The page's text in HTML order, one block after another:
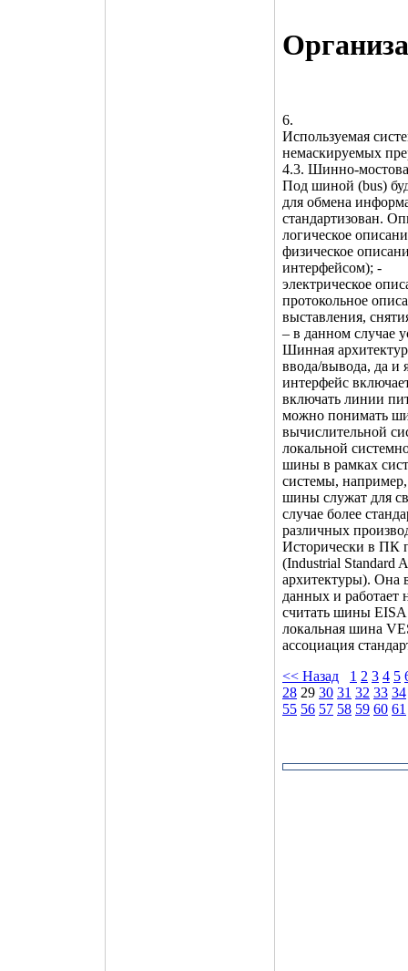
6.
Используемая
немаскируемых
4.3. Шинно-
Под шиной (bus)
для обмена
стандартизован.
логическое
физическое
интерфейсом); -
электрическое
протокольное
выставления,
– в данном случае
Шинная
ввода/вывода, да
интерфейс
включать линии
можно понимать
вычислительной
локальной
шины в рамках
системы,
шины служат для
случае более
различных
Исторически в ПК
(Industrial Standard
архитектуры). Она
данных и
считать шины
локальная шина
ассоциация
<< Назад
1 2 3 4 5
28 29 30 31 32 33 34
55 56 57 58 59 60 61